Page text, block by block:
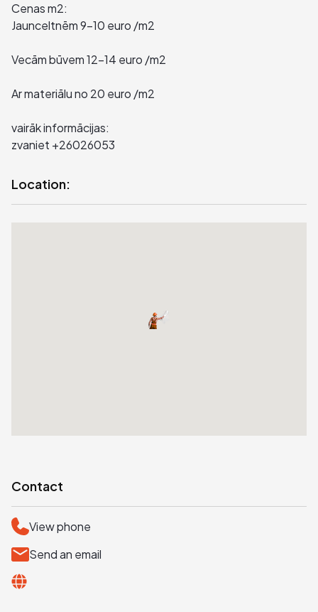
Cenas m2:
Jaunceltnēm 9-10 euro /m2
Vecām būvem 12-14 euro /m2
Ar materiālu no 20 euro /m2
vairāk informācijas:
zvaniet +26026053
Location:
Contact
View phone
Send an email